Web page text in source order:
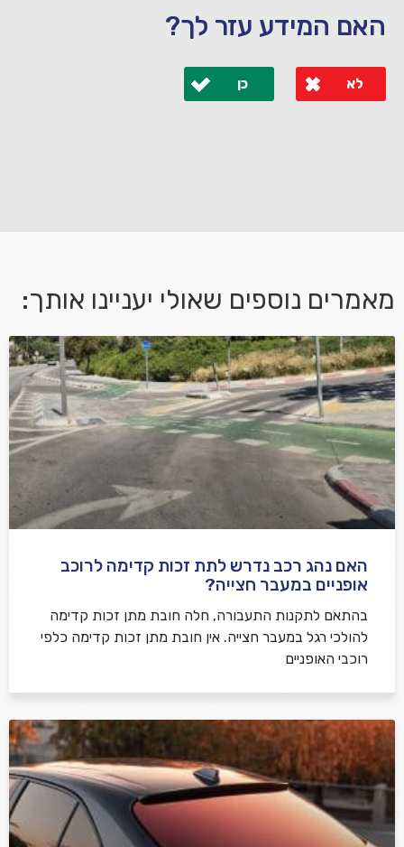
האם המידע עזר לך?
לא כן
אני מאשר/ת קבלת דיוור במייל ושימוש בפרטים בהתאם
למדיניות הפרטיות
שלח משוב
מאמרים נוספים שאולי יעניינו אותך:
האם נהג רכב נדרש לתת זכות קדימה לרוכב
אופניים במעבר חצייה?
בהתאם לתקנות התעבורה, חלה חובת מתן זכות קדימה
להולכי רגל במעבר חצייה. אין חובת מתן זכות קדימה כלפי
רוכבי האופניים